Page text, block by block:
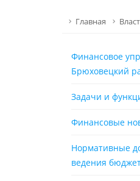
Главная
Финансовое
Брюховецкий
Задачи и
Финансовые
Нормативные
ведения